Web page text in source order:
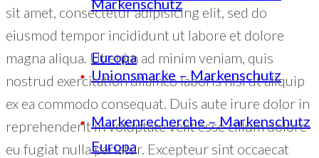
Markenschutz
Unionsmarke – Markenschutz
Europa
Europa
Markenrecherche – Markenschutz
sit amet, consectetur adipisicing elit, sed do
eiusmod tempor incididunt ut labore et dolore
magna aliqua. Ut enim ad minim veniam, quis
nostrud exercitation ullamco laboris nisi ut aliquip
ex ea commodo consequat. Duis aute irure dolor in
reprehenderit in voluptate velit esse cillum dolore
eu fugiat nulla pariatur. Excepteur sint occaecat